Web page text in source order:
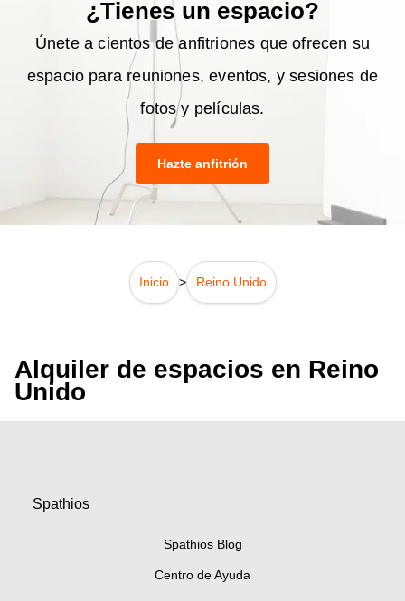
¿Tienes un espacio?
Únete a cientos de anfitriones que ofrecen su
espacio para reuniones, eventos, y sesiones de
fotos y películas.
Hazte anfitrión
Inicio > Reino Unido
Alquiler de espacios en Reino
Unido
Spathios
Spathios Blog
Centro de Ayuda